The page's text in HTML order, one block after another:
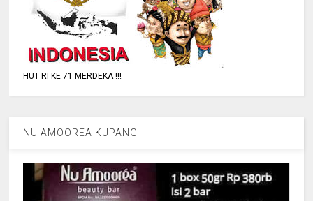
HUT RI KE 71 MERDEKA !!!
NU AMOOREA KUPANG